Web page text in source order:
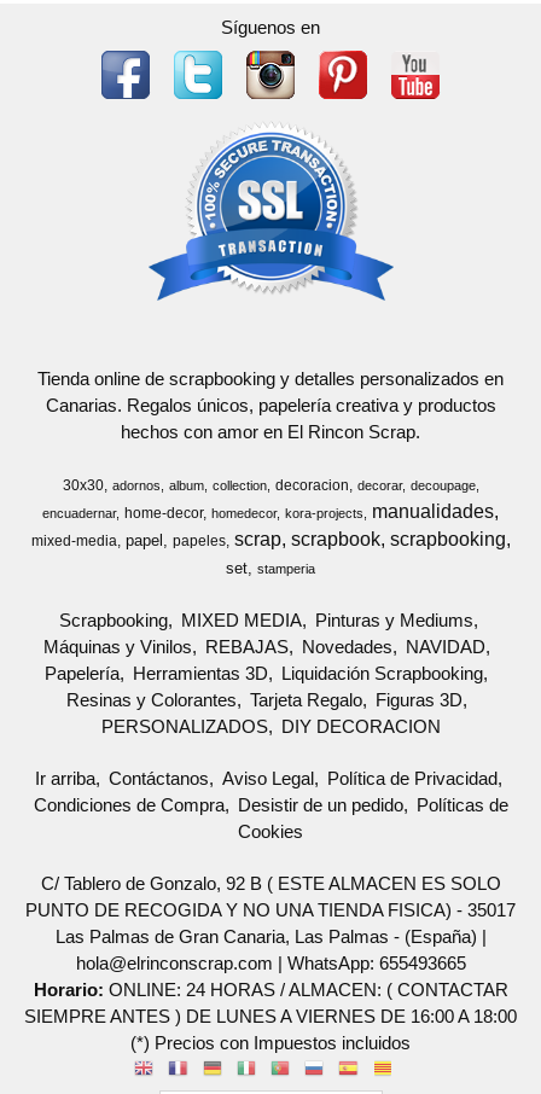
Síguenos en
Tienda online de scrapbooking y detalles personalizados en
Canarias. Regalos únicos, papelería creativa y productos
hechos con amor en El Rincon Scrap.
30x30 adornos album collection decoracion decorar
decoupage
encuadernar
home-decor homedecor kora-projects manualidades
mixed-media papel papeles scrap scrapbook scrapbooking
set stamperia
Scrapbooking MIXED MEDIA
Pinturas y Mediums
Máquinas y Vinilos
REBAJAS Novedades
NAVIDAD
Papelería
Herramientas 3D
Liquidación Scrapbooking
Resinas y Colorantes
Tarjeta Regalo
Figuras 3D
PERSONALIZADOS
DIY DECORACION
Ir arriba Contáctanos Aviso Legal
Política de Privacidad
Condiciones de Compra
Desistir de un pedido
Políticas de
Cookies
C/ Tablero de Gonzalo, 92 B ( ESTE ALMACEN ES SOLO
PUNTO DE RECOGIDA Y NO UNA TIENDA FISICA) - 35017
Las Palmas de Gran Canaria, Las Palmas - (España) |
hola@elrinconscrap.com | WhatsApp: 655493665
Horario: ONLINE: 24 HORAS / ALMACEN: ( CONTACTAR
SIEMPRE ANTES ) DE LUNES A VIERNES DE 16:00 A 18:00
(*) Precios con Impuestos incluidos